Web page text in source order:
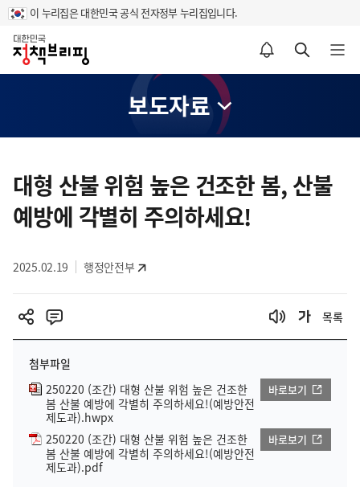
이 누리집은 대한민국 공식 전자정부 누리집입니다.
홈
알림설정 바로가기 검색 바로가기 메뉴 열기
보도자료
텐
츠
영
대형 산불 위험 높은 건조한 봄, 산불
예방에 각별히 주의하세요!
2025.02.19 행정안전부
목록
첨부파일
250220 (조간) 대형 산불 위험 높은 건조한
봄 산불 예방에 각별히 주의하세요!(예방안전
제도과).hwpx
바로보기
250220 (조간) 대형 산불 위험 높은 건조한
봄 산불 예방에 각별히 주의하세요!(예방안전
제도과).pdf
바로보기